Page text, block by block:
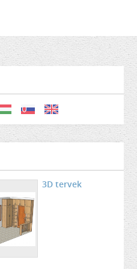
3D tervek